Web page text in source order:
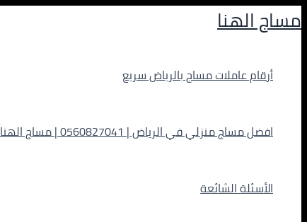
تخطي
إلى
مساج الهنا
أرقام عاملات مساج بالرياض سريع
افضل مساج منزلي في الرياض | 0560827041 | مساج الهنا الفاخر
الأسئلة الشائعة